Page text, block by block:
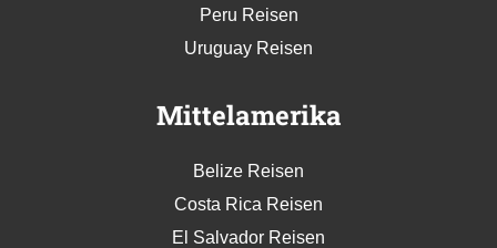
Peru Reisen
Uruguay Reisen
Mittelamerika
Belize Reisen
Costa Rica Reisen
El Salvador Reisen